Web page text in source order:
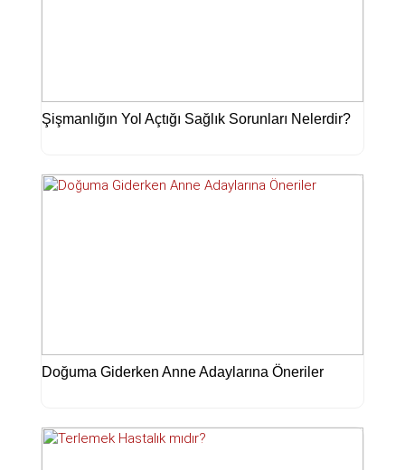
Şişmanlığın Yol Açtığı Sağlık Sorunları Nelerdir?
Doğuma Giderken Anne Adaylarına Öneriler